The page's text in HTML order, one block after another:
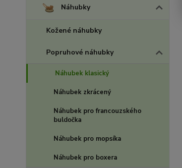
Náhubky
Kožené náhubky
Popruhové náhubky
Náhubek klasický
Náhubek zkrácený
Náhubek pro francouzského
buldočka
Náhubek pro mopsíka
Náhubek pro boxera